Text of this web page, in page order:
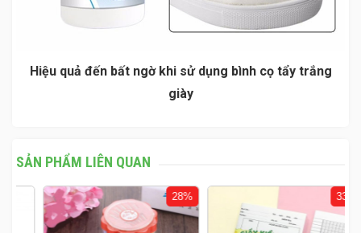
Hiệu quả đến bất ngờ khi sử dụng bình cọ tẩy trắng
giày
SẢN PHẨM LIÊN QUAN
28%